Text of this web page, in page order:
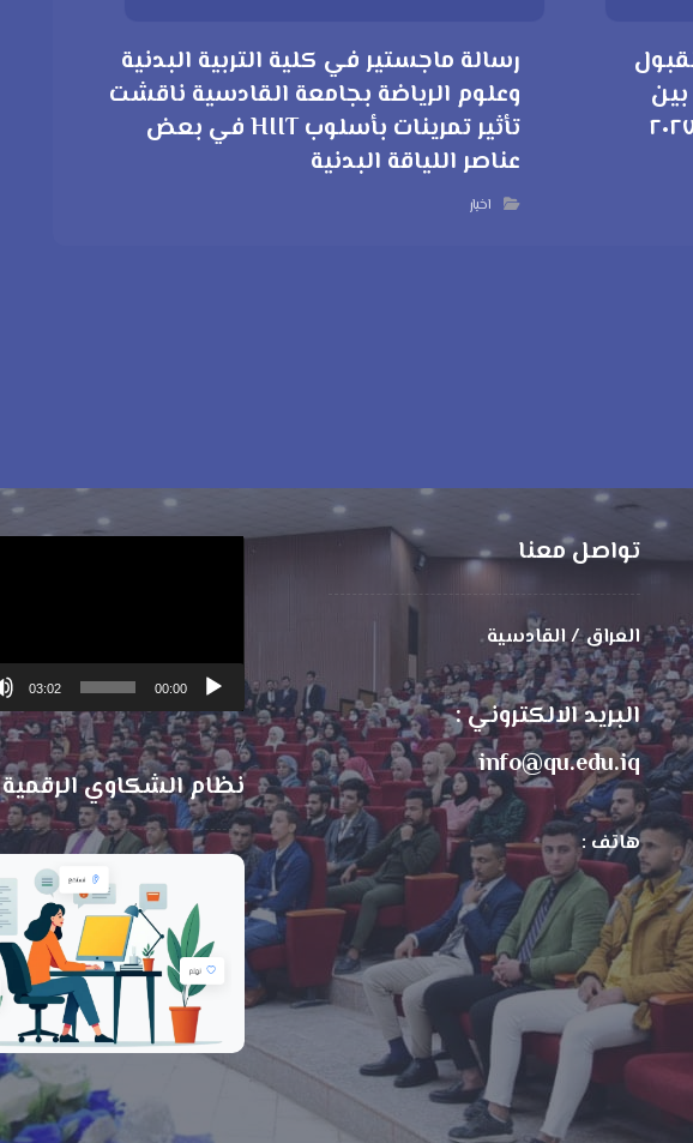
رسالة ماجستير في كلية التربية البدنية
وعلوم الرياضة بجامعة القادسية ناقشت
تأثير تمرينات بأسلوب HIIT في بعض
عناصر اللياقة البدنية
اخبار
تواصل معنا
العراق / القادسية
البريد الالكتروني :
info@qu.edu.iq
هاتف :
00:00
03:02
نظام الشكاوي الرقمية